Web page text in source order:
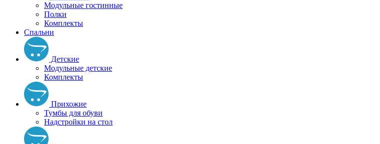
Модульные гостинные
Полки
Комплекты
Спальни
Детские
Модульные детские
Комплекты
Прихожие
Тумбы для обуви
Надстройки на стол